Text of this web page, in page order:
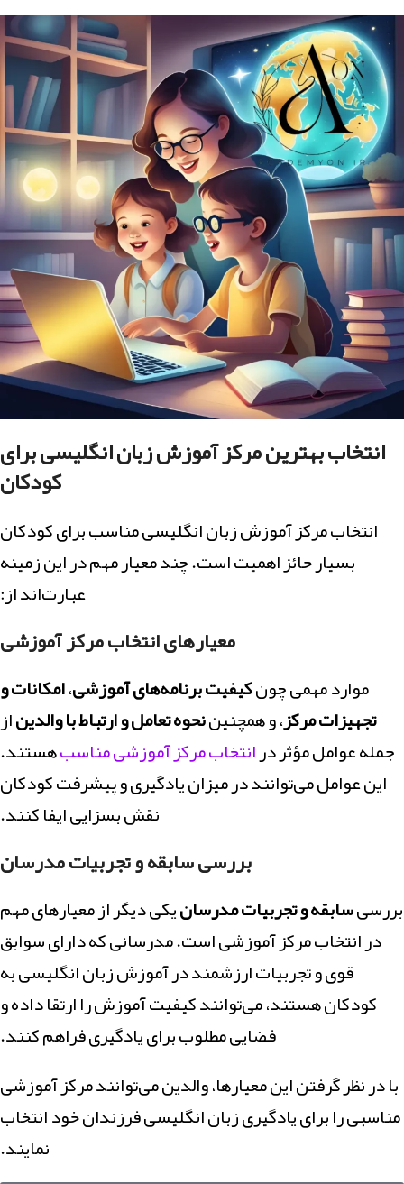
انتخاب بهترین مرکز آموزش زبان انگلیسی برای
کودکان
انتخاب مرکز آموزش زبان انگلیسی مناسب برای کودکان
بسیار حائز اهمیت است. چند معیار مهم در این زمینه
عبارت‌اند از:
معیارهای انتخاب مرکز آموزشی
موارد مهمی چونکیفیت برنامه‌های آموزشی،امکانات و
تجهیزات مرکز، و همچنیننحوه تعامل و ارتباط با والدیناز
جمله عوامل مؤثر درانتخاب مرکز آموزشی مناسبهستند.
این عوامل می‌توانند در میزان یادگیری و پیشرفت کودکان
نقش بسزایی ایفا کنند.
بررسی سابقه و تجربیات مدرسان
بررسیسابقه و تجربیات مدرسانیکی دیگر از معیارهای مهم
در انتخاب مرکز آموزشی است. مدرسانی که دارای سوابق
قوی و تجربیات ارزشمند در آموزش زبان انگلیسی به
کودکان هستند، می‌توانند کیفیت آموزش را ارتقا داده و
فضایی مطلوب برای یادگیری فراهم کنند.
با در نظر گرفتن این معیارها، والدین می‌توانند مرکز آموزشی
مناسبی را برای یادگیری زبان انگلیسی فرزندان خود انتخاب
نمایند.